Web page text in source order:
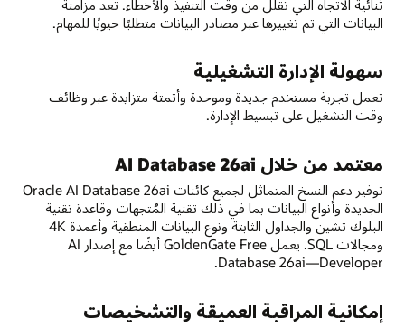
ثنائية الاتجاه التي تقلل من وقت التنفيذ والأخطاء. تعد مزامنة
البيانات التي تم تغييرها عبر مصادر البيانات متطلبًا حيويًا للمهام.
سهولة الإدارة التشغيلية
تعمل تجربة مستخدم جديدة وموحدة وأتمتة متزايدة عبر وظائف
وقت التشغيل على تبسيط الإدارة.
معتمد من خلال AI Database 26ai
توفير دعم النسخ المتماثل لجميع كائنات Oracle AI Database 26ai
الجديدة وأنواع البيانات بما في ذلك تقنية المُتجهات وقاعدة تقنية
البلوك تشين والجداول الثابتة ونوع البيانات المنطقية وأعمدة 4K
ومجالات SQL. يعمل GoldenGate Free أيضًا مع إصدار AI
Database 26ai—Developer.
إمكانية المراقبة العميقة والتشخيصات